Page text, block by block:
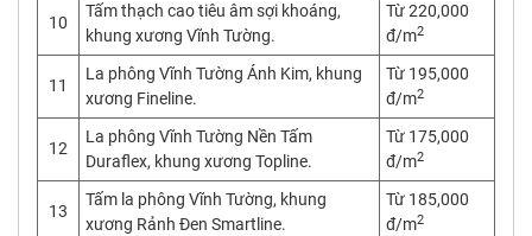
10
Tấm thạch cao tiêu âm sợi khoáng,
khung xương Vĩnh Tường.
Từ 220,000
đ/m2
11
La phông Vĩnh Tường Ánh Kim, khung
xương Fineline.
Từ 195,000
đ/m2
12
La phông Vĩnh Tường Nền Tấm
Duraflex, khung xương Topline.
Từ 175,000
đ/m2
13
Tấm la phông Vĩnh Tường, khung
xương Rảnh Đen Smartline.
Từ 185,000
đ/m2